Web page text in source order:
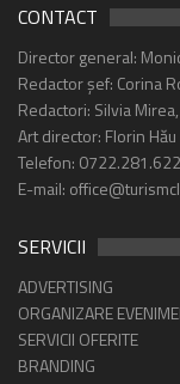
CONTACT
Director general:
Redactor șef: Corina
Redactori: Silvia
Art director: Florin Hău
Telefon: 0722.281.622
E-mail:
SERVICII
ADVERTISING
ORGANIZARE
SERVICII OFERITE
BRANDING